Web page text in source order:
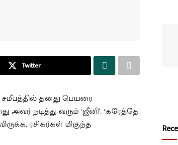
Twitter
சமீபத்தில் தனது பெயரை
நடித்து வரும் ‘ஜீனி’, ‘கரேத்தே
ரசிகர்கள் மிகுந்த